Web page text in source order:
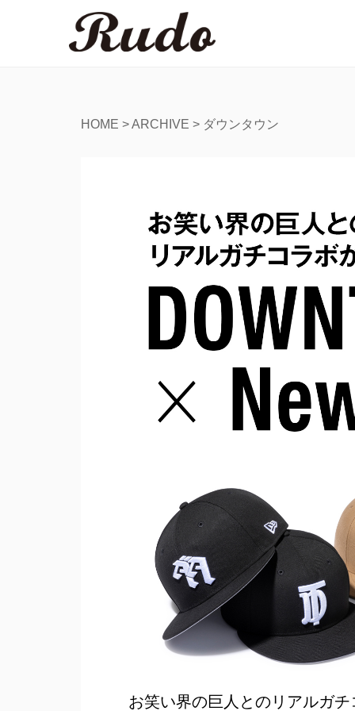
HOME >ARCHIVE > ダウンタウン
お笑い界の巨人とのリアルガ